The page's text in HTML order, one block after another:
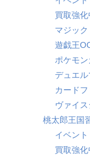
買取強化
マジッ
遊戯王
ポケモ
デュエ
カード
ヴァイ
桃太郎王国
イベン
買取強化